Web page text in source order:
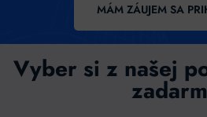
MÁM ZÁUJEM SA
Vyber si z našej